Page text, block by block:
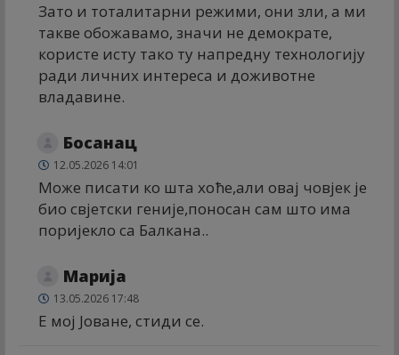
Зато и тоталитарни режими, они зли, а ми
такве обожавамо, значи не демократе,
користе исту тако ту напредну технологију
ради личних интереса и доживотне
владавине.
Босанац
12.05.2026 14:01
Може писати ко шта хоће,али овај човјек је
био свјетски геније,поносан сам што има
поријекло са Балкана..
Марија
13.05.2026 17:48
Е мој Јоване, стиди се.